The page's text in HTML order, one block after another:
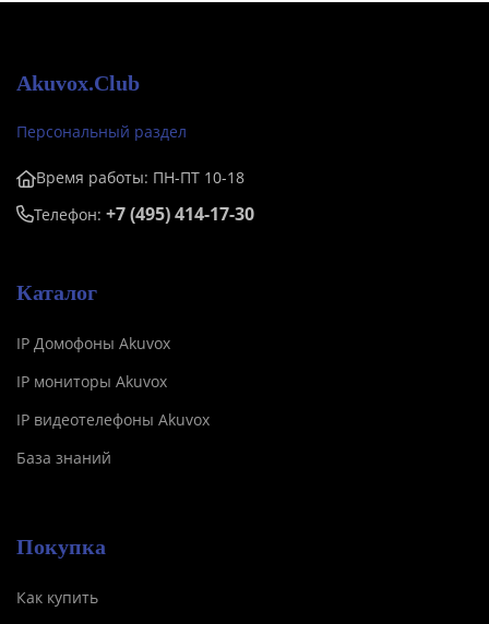
Akuvox.Club
Персональный раздел
Время работы: ПН-ПТ 10-18
Телефон: +7 (495) 414-17-30
Каталог
IP Домофоны Akuvox
IP мониторы Akuvox
IP видеотелефоны Akuvox
База знаний
Покупка
Как купить